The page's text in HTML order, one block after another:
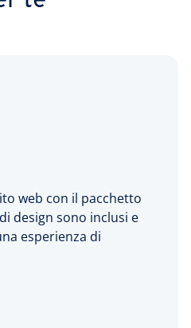
web con il pacchetto
design sono inclusi e
esperienza di